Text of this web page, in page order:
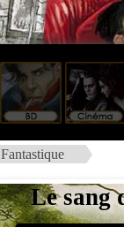
Fantastique
Le sang